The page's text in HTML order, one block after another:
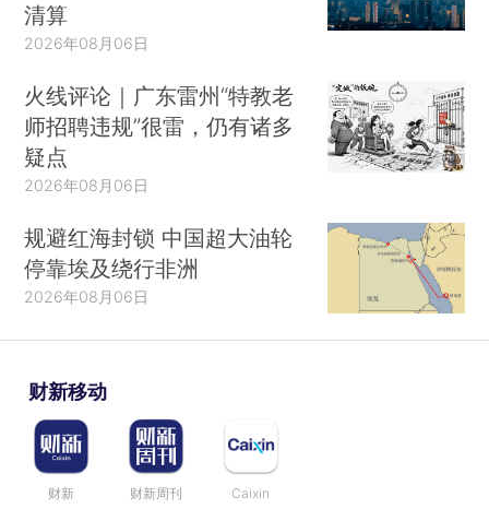
清算
2026年08月06日
火线评论｜广东雷州“特教老
师招聘违规”很雷，仍有诸多
疑点
2026年08月06日
规避红海封锁 中国超大油轮
停靠埃及绕行非洲
2026年08月06日
财新移动
财新 财新周刊 Caixin